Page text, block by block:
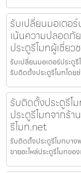
รับเปลี่ยนมอเตอ
เน้นความปลอดภั
ประตูรีโมทผู้เชี่ย
รับเปลี่ยนมอเตอร์ประ
รับติดตั้งประตูรีโมทโดย
รับติดตั้งประตูรีโ
ประตูรีโมทจากร้า
รีโมท.net
รับติดตั้งประตูรีโมทบาง
ขายอะไหล่ประตูรีโมทข